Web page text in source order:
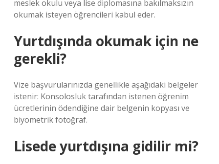
meslek okulu veya lise diplomasına bakılmaksızın
okumak isteyen öğrencileri kabul eder.
Yurtdışında okumak için ne
gerekli?
Vize başvurularınızda genellikle aşağıdaki belgeler
istenir: Konsolosluk tarafından istenen öğrenim
ücretlerinin ödendiğine dair belgenin kopyası ve
biyometrik fotoğraf.
Lisede yurtdışına gidilir mi?